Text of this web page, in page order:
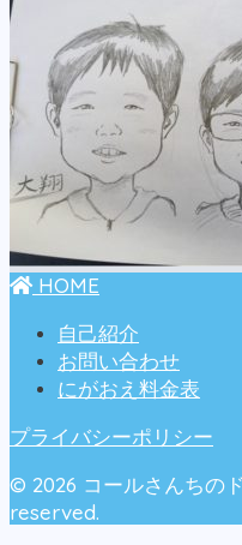
HOME
自己紹介
お問い合わせ
にがおえ料金表
プライバシーポリシー
© 2026 コールさんちの
reserved.